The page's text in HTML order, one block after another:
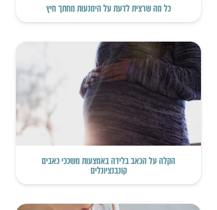
כל מה שרצית לדעת על הימנעות מחתך חיץ
הקלה על הכאב בלידה באמצעות משככי כאבים
קונבנציונלים